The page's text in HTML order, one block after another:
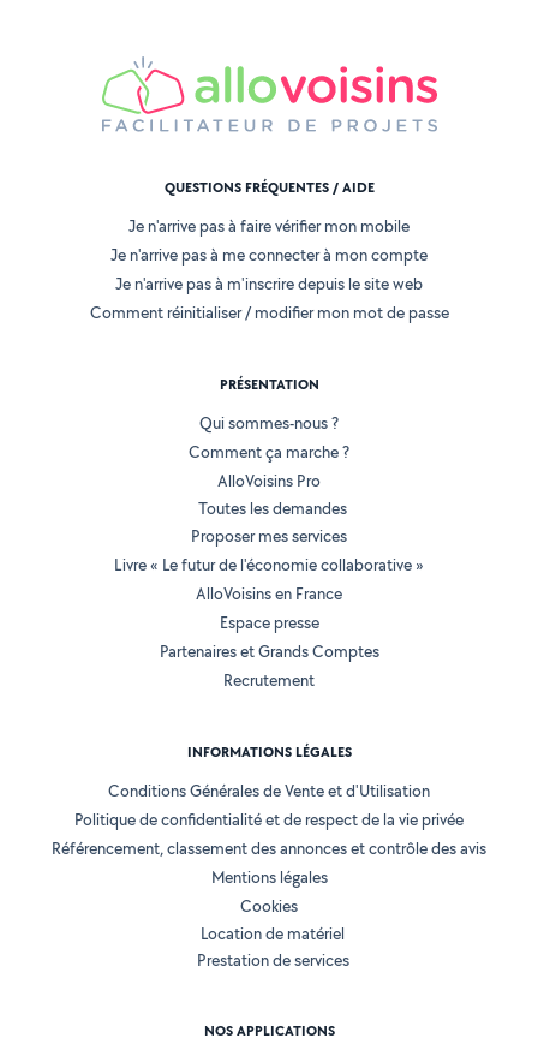
QUESTIONS FRÉQUENTES / AIDE
Je n'arrive pas à faire vérifier mon mobile
Je n'arrive pas à me connecter à mon compte
Je n'arrive pas à m'inscrire depuis le site web
Comment réinitialiser / modifier mon mot de passe
PRÉSENTATION
Qui sommes-nous ?
Comment ça marche ?
AlloVoisins Pro
Toutes les demandes
Proposer mes services
Livre « Le futur de l'économie collaborative »
AlloVoisins en France
Espace presse
Partenaires et Grands Comptes
Recrutement
INFORMATIONS LÉGALES
Conditions Générales de Vente et d'Utilisation
Politique de confidentialité et de respect de la vie privée
Référencement, classement des annonces et contrôle des avis
Mentions légales
Cookies
Location de matériel
Prestation de services
NOS APPLICATIONS